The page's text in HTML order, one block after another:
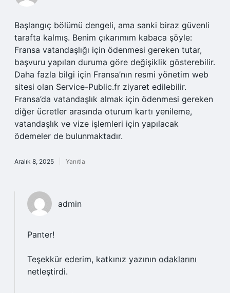
Başlangıç bölümü dengeli, ama sanki biraz güvenli
tarafta kalmış. Benim çıkarımım kabaca şöyle:
Fransa vatandaşlığı için ödenmesi gereken tutar,
başvuru yapılan duruma göre değişiklik gösterebilir.
Daha fazla bilgi için Fransa’nın resmi yönetim web
sitesi olan Service-Public.fr ziyaret edilebilir.
Fransa’da vatandaşlık almak için ödenmesi gereken
diğer ücretler arasında oturum kartı yenileme,
vatandaşlık ve vize işlemleri için yapılacak
ödemeler de bulunmaktadır.
Aralık 8, 2025 Yanıtla
admin
Panter!
Teşekkür ederim, katkınız yazının odaklarını
netleştirdi.